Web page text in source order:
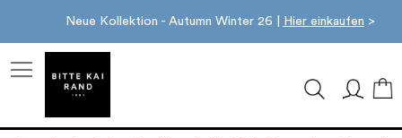
Neue Kollektion - Autumn Winter 26 | Hier einkaufen >